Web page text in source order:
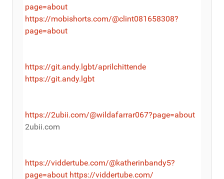
page=about
https://mobishorts.com/@clint081658308?
page=about
https://git.andy.lgbt/aprilchittende
https://git.andy.lgbt
https://2ubii.com/@wildafarrar067?page=about
2ubii.com
https://viddertube.com/@katherinbandy5?
page=about https://viddertube.com/